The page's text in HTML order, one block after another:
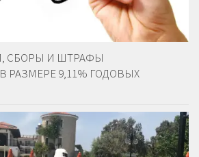
СБОРЫ И ШТРАФЫ
9,11% ГОДОВЫХ